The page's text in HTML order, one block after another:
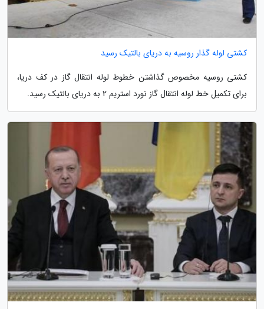
کشتی لوله گذار روسیه به دریای بالتیک رسید
کشتی روسیه مخصوص گذاشتن خطوط لوله انتقال گاز در کف دریا،
برای تکمیل خط لوله انتقال گاز نورد استریم 2 به دریای بالتیک رسید.